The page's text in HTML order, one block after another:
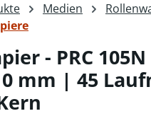
Medien
- PRC
mm | 45